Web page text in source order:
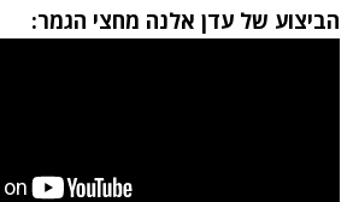
הביצוע של עדן אלנה מחצי הגמר: